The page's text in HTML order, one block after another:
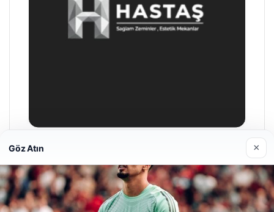
Enes Kaplan Avukatlık Bürosu
28/04/2026
Web sitemizi nasıl kullandığınızı daha iyi anlayabilmek,
Göz Atın ×